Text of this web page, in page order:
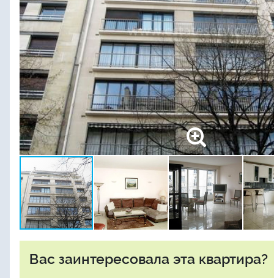
Вас заинтересовала эта квартира?